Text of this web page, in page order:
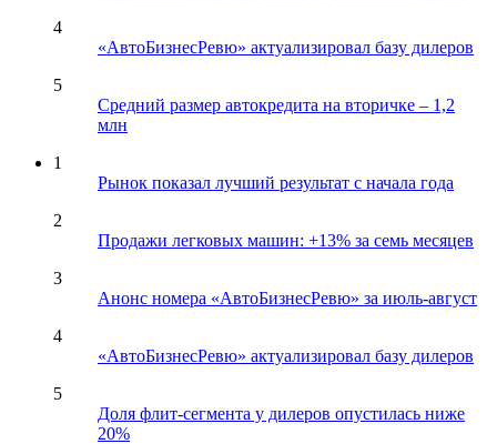
4
«АвтоБизнесРевю» актуализировал базу дилеров
5
Средний размер автокредита на вторичке – 1,2
млн
1
Рынок показал лучший результат с начала года
2
Продажи легковых машин: +13% за семь месяцев
3
Анонс номера «АвтоБизнесРевю» за июль-август
4
«АвтоБизнесРевю» актуализировал базу дилеров
5
Доля флит-сегмента у дилеров опустилась ниже
20%